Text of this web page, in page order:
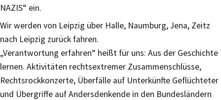
NAZIS“ ein.
Wir werden von Leipzig über Halle, Naumburg, Jena, Zeitz
nach Leipzig zurück fahren.
„Verantwortung erfahren“ heißt für uns: Aus der Geschichte
lernen. Aktivitäten rechtsextremer Zusammenschlüsse,
Rechtsrockkonzerte, Überfälle auf Unterkünfte Geflüchteter
und Übergriffe auf Andersdenkende in den Bundesländern